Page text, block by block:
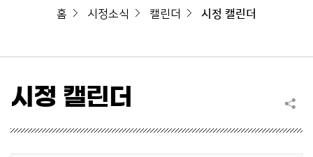
홈 시정소식 캘린더 시정 캘린더
시정 캘린더